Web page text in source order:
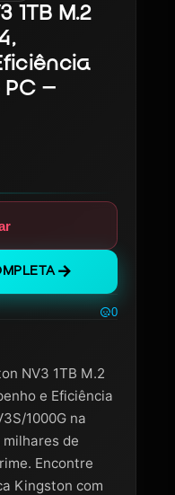
1TB M.2
PC –
0
NV3 1TB M.2
e Eficiência
1000G na
milhares de
Encontre
Kingston com